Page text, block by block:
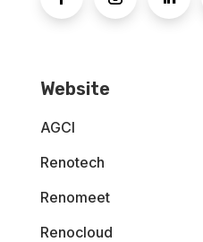
Website
AGCI
Renotech
Renomeet
Renocloud